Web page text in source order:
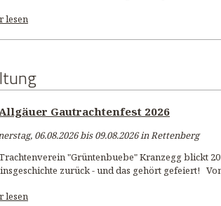
lesen
Gautrachtenfest 2026
06.08.2026 bis 09.08.2026 in Rettenberg
"Grüntenbuebe" Kranzegg blickt
zurück - und das gehört gefeiert!
lesen